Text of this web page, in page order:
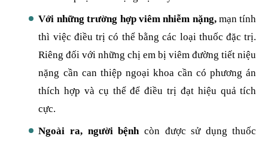
Với những trường hợp viêm nhiễm nặng,mạn tính
thì việc điều trị có thể bằng các loại thuốc đặc trị.
Riêng đối với những chị em bị viêm đường tiết niệu
nặng cần can thiệp ngoại khoa cần có phương án
thích hợp và cụ thể để điều trị đạt hiệu quả tích
cực.
Ngoài ra, người bệnh còn được sử dụng thuốc